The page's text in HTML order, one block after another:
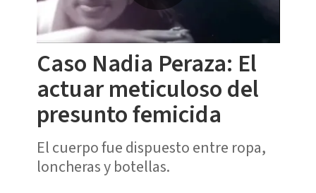
Caso Nadia Peraza: El
actuar meticuloso del
presunto femicida
El cuerpo fue dispuesto entre ropa,
loncheras y botellas.